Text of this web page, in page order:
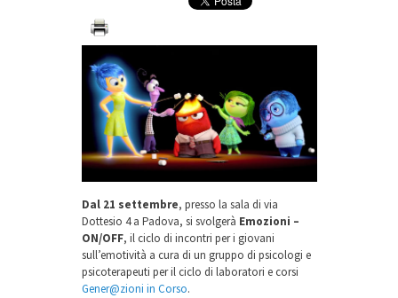
Dal 21 settembre, presso la sala di via
Dottesio 4 a Padova, si svolgerà Emozioni –
ON/OFF, il ciclo di incontri per i giovani
sull’emotività a cura di un gruppo di psicologi e
psicoterapeuti per il ciclo di laboratori e corsi
Gener@zioni in Corso.